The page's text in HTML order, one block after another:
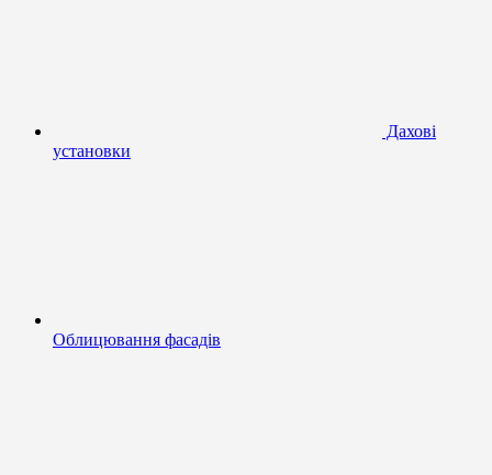
Дахові
установки
Облицювання фасадів